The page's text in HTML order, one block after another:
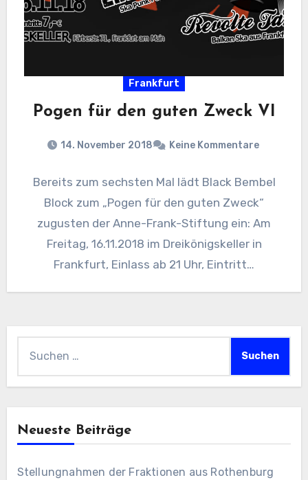
Frankfurt
Pogen für den guten Zweck VI
14. November 2018 Keine Kommentare
Bereits zum sechsten Mal lädt Black Bembel
Block zum „Pogen für den guten Zweck“
zugusten der Anne-Frank-Stiftung ein: Am
Freitag, 16.11.2018 im Dreikönigskeller in
Frankfurt, Einlass ab 21 Uhr, Eintritt…
Neueste Beiträge
Stellungnahmen der Fraktionen aus Rothenburg